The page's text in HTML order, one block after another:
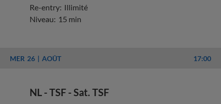
Re-entry: Illimité
Niveau: 15 min
MER 26 AOÛT 17:00
NL - TSF - Sat. TSF